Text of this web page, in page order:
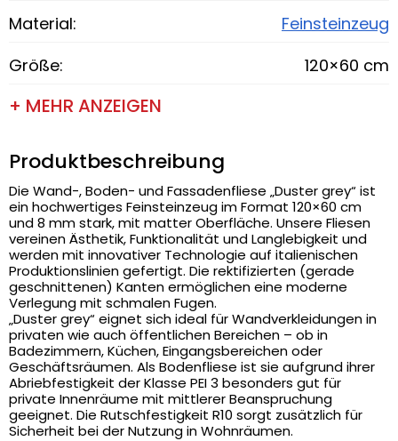
Material:
Feinsteinzeug
Größe:
120×60 cm
+ MEHR ANZEIGEN
Produktbeschreibung
Die Wand-, Boden- und Fassadenfliese „Duster grey“ ist
ein hochwertiges Feinsteinzeug im Format 120×60 cm
und 8 mm stark, mit matter Oberfläche. Unsere Fliesen
vereinen Ästhetik, Funktionalität und Langlebigkeit und
werden mit innovativer Technologie auf italienischen
Produktionslinien gefertigt. Die rektifizierten (gerade
geschnittenen) Kanten ermöglichen eine moderne
Verlegung mit schmalen Fugen.
„Duster grey“ eignet sich ideal für Wandverkleidungen in
privaten wie auch öffentlichen Bereichen – ob in
Badezimmern, Küchen, Eingangsbereichen oder
Geschäftsräumen. Als Bodenfliese ist sie aufgrund ihrer
Abriebfestigkeit der Klasse PEI 3 besonders gut für
private Innenräume mit mittlerer Beanspruchung
geeignet. Die Rutschfestigkeit R10 sorgt zusätzlich für
Sicherheit bei der Nutzung in Wohnräumen.